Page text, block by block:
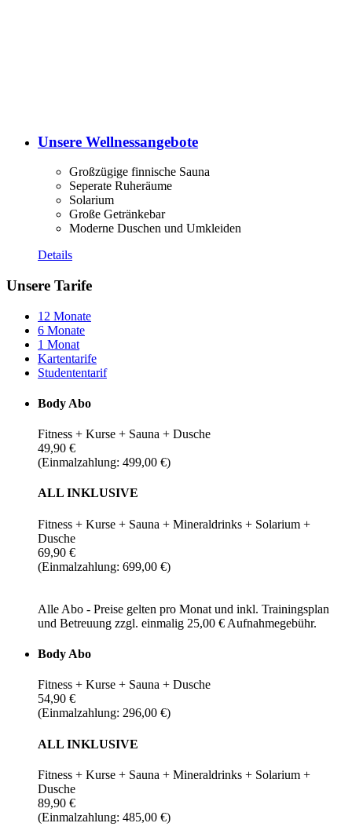
Unsere Wellnessangebote
Großzügige finnische Sauna
Seperate Ruheräume
Solarium
Große Getränkebar
Moderne Duschen und Umkleiden
Details
Unsere Tarife
12 Monate
6 Monate
1 Monat
Kartentarife
Studententarif
Body Abo
Fitness + Kurse + Sauna + Dusche
49,90 €
(Einmalzahlung: 499,00 €)
ALL INKLUSIVE
Fitness + Kurse + Sauna + Mineraldrinks + Solarium +
Dusche
69,90 €
(Einmalzahlung: 699,00 €)
Alle Abo - Preise gelten pro Monat und inkl. Trainingsplan
und Betreuung zzgl. einmalig 25,00 € Aufnahmegebühr.
Body Abo
Fitness + Kurse + Sauna + Dusche
54,90 €
(Einmalzahlung: 296,00 €)
ALL INKLUSIVE
Fitness + Kurse + Sauna + Mineraldrinks + Solarium +
Dusche
89,90 €
(Einmalzahlung: 485,00 €)